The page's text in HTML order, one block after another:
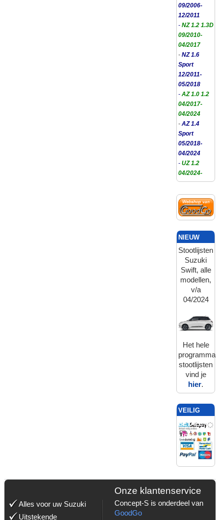
09/2006-
12/2011
- NZ 1.2 1.3D
09/2010-
04/2017
- NZ 1.6
Sport
12/2011-
05/2018
- AZ 1.0 1.2
04/2017-
04/2024
- AZ 1.4
Sport
05/2018-
04/2024
- UZ 1.2
04/2024-
NIEUW
Stootlijsten
Suzuki
Swift, alle
modellen,
v/a
04/2024
Het hele
programma
stootlijsten
vind je
hier.
VEILIG
BETALEN
MET:
Alles voor uw Suzuki
Uitstekende
Onze klantenservice
Concept-S is onderdeel van
GoodGo